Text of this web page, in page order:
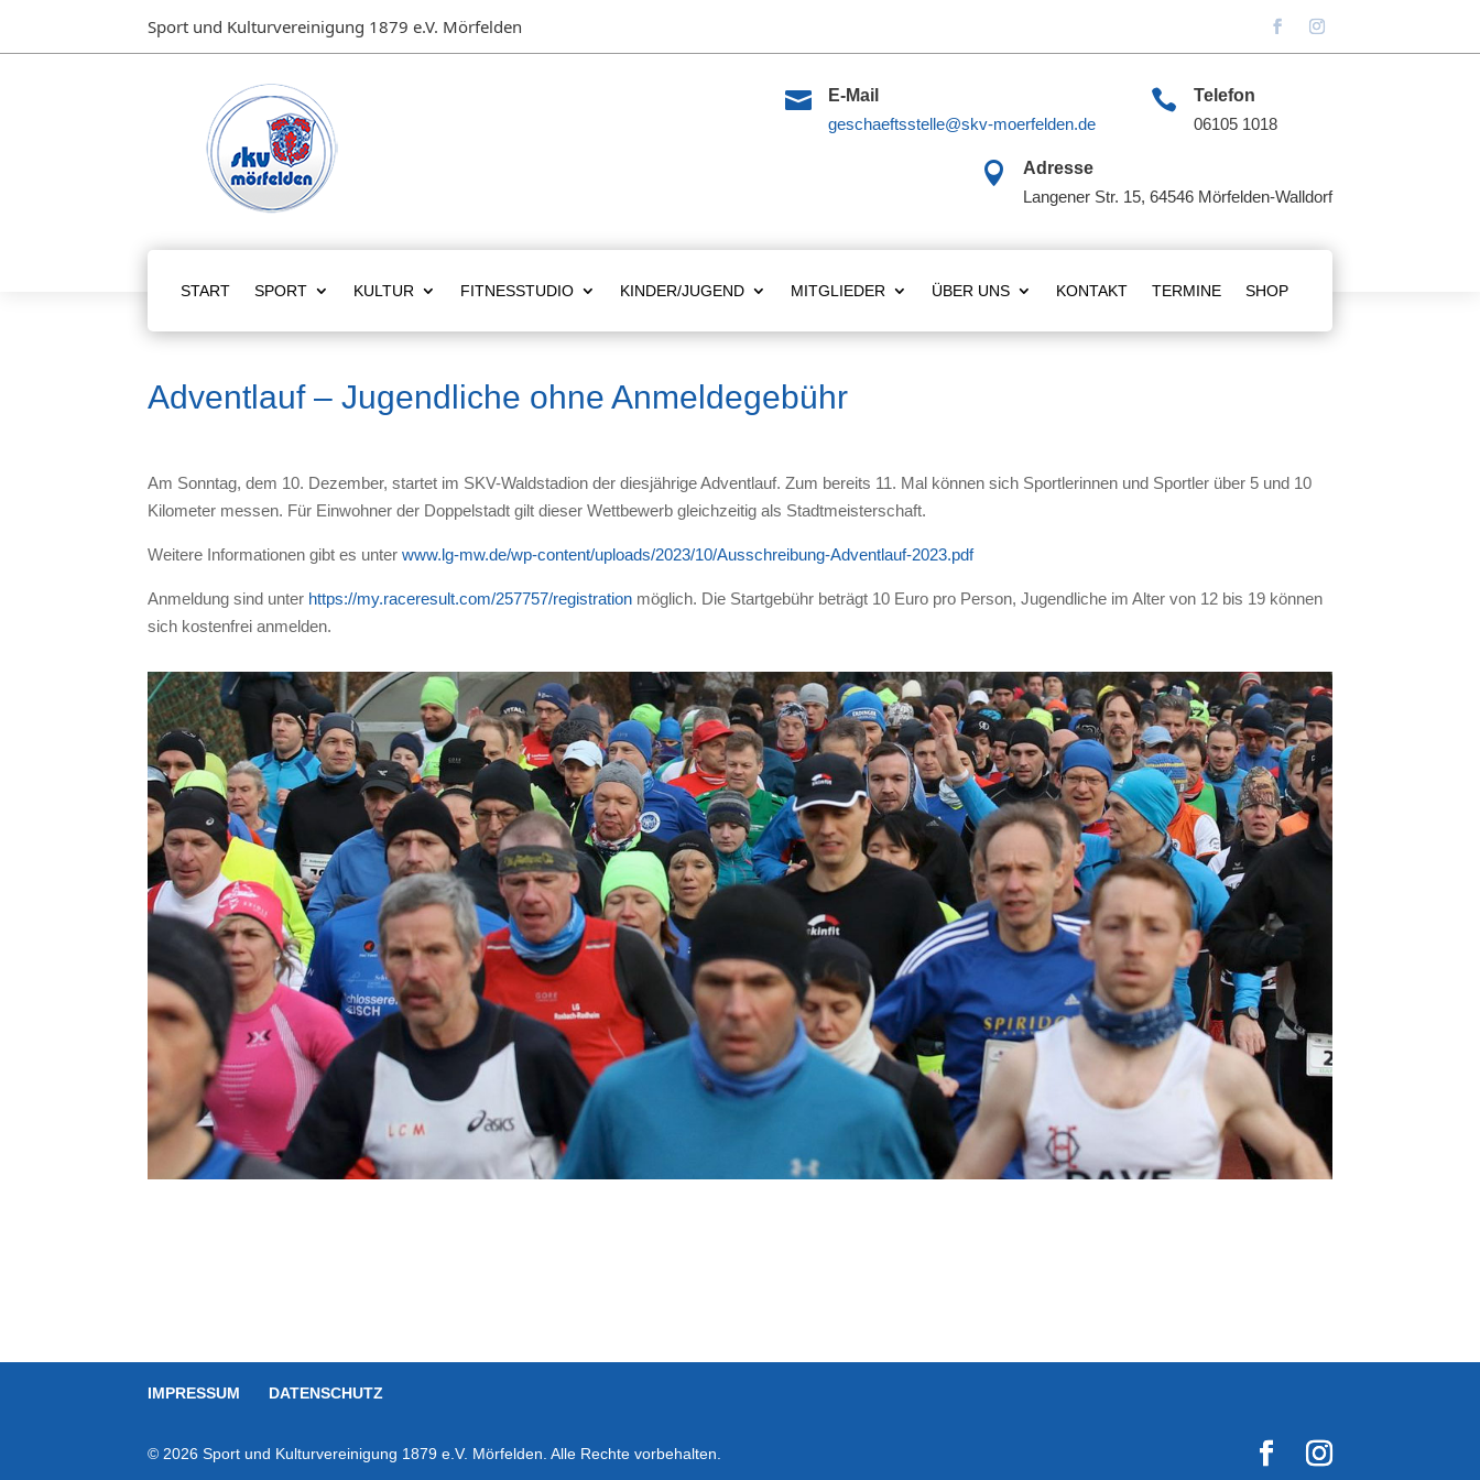
Sport und Kulturvereinigung 1879 e.V. Mörfelden

E-Mail
geschaeftsstelle@skv-moerfelden.de

Telefon
06105 1018

Adresse
Langener Str. 15, 64546 Mörfelden-Walldorf
START SPORT KULTUR FITNESSTUDIO KINDER/JUGEND MITGLIEDER ÜBER UNS KONTAKT TERMINE SHOP
Adventlauf – Jugendliche ohne Anmeldegebühr
Am Sonntag, dem 10. Dezember, startet im SKV-Waldstadion der diesjährige Adventlauf. Zum bereits 11. Mal können sich Sportlerinnen und Sportler über 5 und 10
Kilometer messen. Für Einwohner der Doppelstadt gilt dieser Wettbewerb gleichzeitig als Stadtmeisterschaft.
Weitere Informationen gibt es unterwww.lg-mw.de/wp-content/uploads/2023/10/Ausschreibung-Adventlauf-2023.pdf
Anmeldung sind unter https://my.raceresult.com/257757/registration möglich. Die Startgebühr beträgt 10 Euro pro Person, Jugendliche im Alter von 12 bis 19 können
sich kostenfrei anmelden.
IMPRESSUM DATENSCHUTZ
© 2026 Sport und Kulturvereinigung 1879 e.V. Mörfelden. Alle Rechte vorbehalten.